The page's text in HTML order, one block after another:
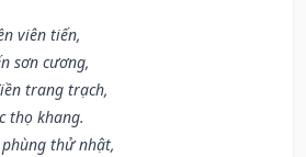
viên tiến,
sơn cương,
trang trạch,
thọ khang.
thử nhật,